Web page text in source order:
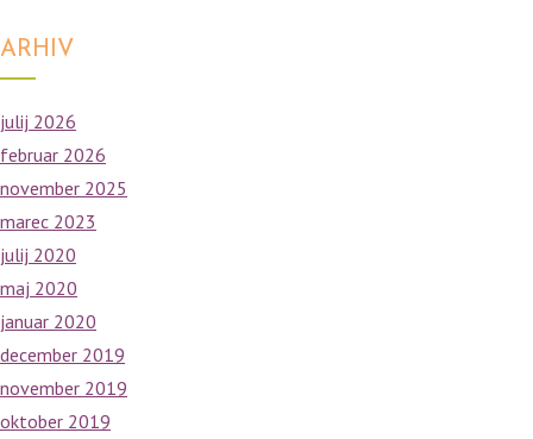
ARHIV
julij 2026
februar 2026
november 2025
marec 2023
julij 2020
maj 2020
januar 2020
december 2019
november 2019
oktober 2019